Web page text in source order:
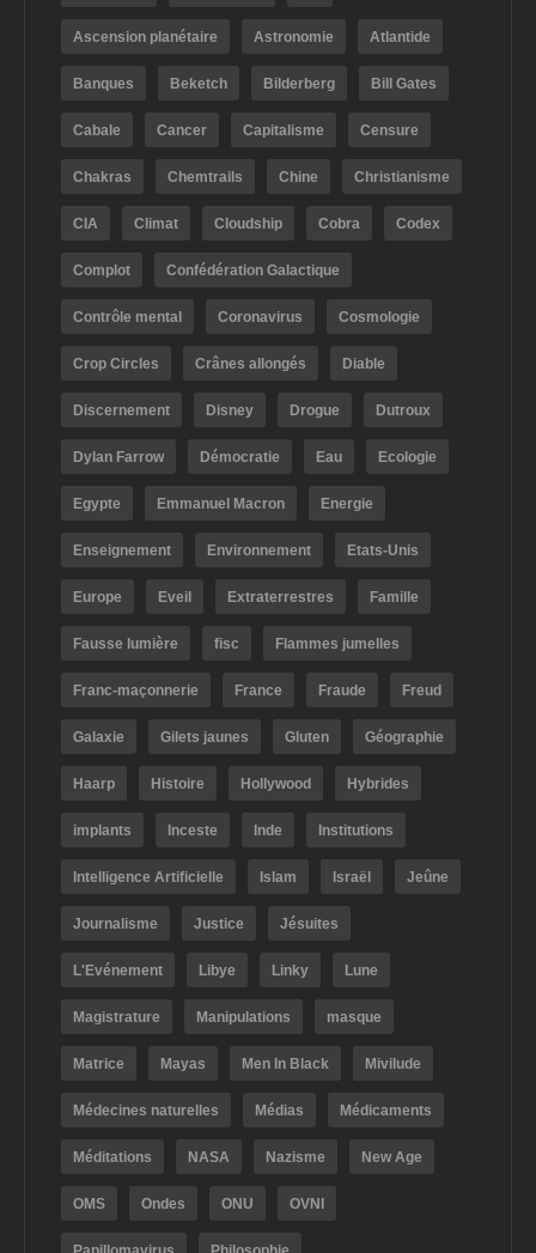
Ascension planétaire Astronomie Atlantide
Banques Beketch Bilderberg Bill Gates
Cabale Cancer Capitalisme Censure
Chakras Chemtrails Chine Christianisme
CIA Climat Cloudship Cobra Codex
Complot Confédération Galactique
Contrôle mental Coronavirus Cosmologie
Crop Circles Crânes allongés Diable
Discernement Disney Drogue Dutroux
Dylan Farrow Démocratie Eau Ecologie
Egypte Emmanuel Macron Energie
Enseignement Environnement Etats-Unis
Europe Eveil Extraterrestres Famille
Fausse lumière fisc Flammes jumelles
Franc-maçonnerie France Fraude Freud
Galaxie Gilets jaunes Gluten Géographie
Haarp Histoire Hollywood Hybrides
implants Inceste Inde Institutions
Intelligence Artificielle Islam Israël Jeûne
Journalisme Justice Jésuites
L'Evénement Libye Linky Lune
Magistrature Manipulations masque
Matrice Mayas Men In Black Mivilude
Médecines naturelles Médias Médicaments
Méditations NASA Nazisme New Age
OMS Ondes ONU OVNI